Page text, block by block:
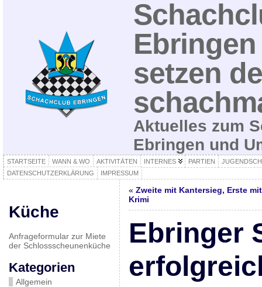
setzen
Aktuelles zum
Ebringen und
STARTSEITE WANN & WO AKTIVITÄTEN INTERNES PARTIEN
DATENSCHUTZERKLÄRUNG
IMPRESSUM
Küche
Anfrageformular zur Miete
der Schlossscheunenküche
Kategorien
Allgemein
« Zweite mit Kantersieg, Erste mit
Krimi
Ebringer